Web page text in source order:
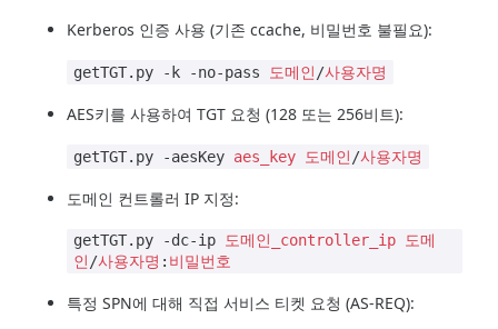
Kerberos 인증 사용 (기존 ccache, 비밀번호 불필요):
getTGT.py -k -no-pass 도메인 /사용자명
AES키를 사용하여 TGT 요청 (128 또는 256비트):
getTGT.py -aesKey aes_key 도메인 /사용자명
도메인 컨트롤러 IP 지정:
getTGT.py -dc-ip 도메인_controller_ip 도메
인/사용자명 : 비밀번호
특정 SPN에 대해 직접 서비스 티켓 요청 (AS-REQ):